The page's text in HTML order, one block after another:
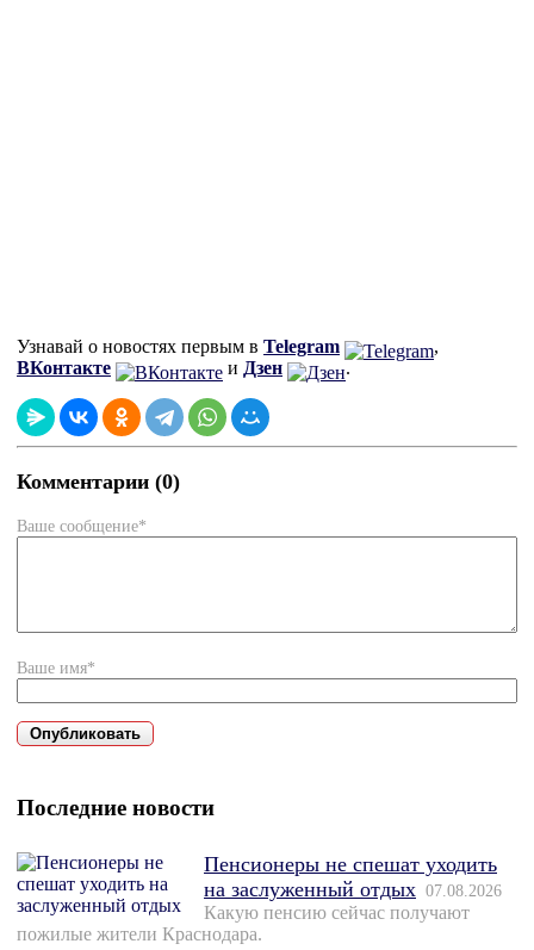
Узнавай о новостях первым в Telegram
,
ВКонтакте
и Дзен .
Комментарии (0)
Ваше сообщение*
Ваше имя*
Последние новости
Пенсионеры не спешат уходить
на заслуженный отдых 07.08.2026
Какую пенсию сейчас получают
пожилые жители Краснодара.